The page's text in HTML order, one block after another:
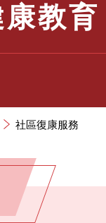
教育
社區復康服務